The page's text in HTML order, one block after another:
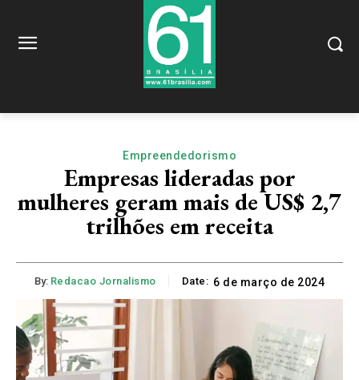
Empreendedorismo
Empresas lideradas por
mulheres geram mais de US$ 2,7
trilhões em receita
By: Redacao Jornalismo Date: 6 de março de 2024